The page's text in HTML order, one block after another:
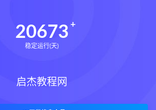
道家八字化解指导册
过三关与做功实例下载
过三关与做功实例pdf
20673
稳定运行(天)
启杰教程网